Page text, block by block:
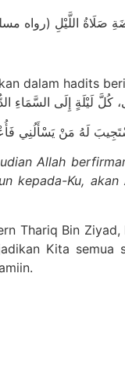
صَلَاةُ اللَّيْلِ (رواه
dalam hadits
لَهُ مَنْ يَسْأَلُنِي
Allah
kepada-Ku, akan
Thariq Bin
Kita semua